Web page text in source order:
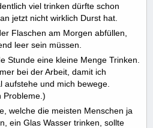
viel trinken dürfte schon
jetzt nicht wirklich Durst hat.
Flaschen am Morgen abfüllen,
leer sein müssen.
Stunde eine kleine Menge Trinken.
bei der Arbeit, damit ich
aufstehe und mich bewege.
Probleme.)
welche die meisten Menschen ja
ein Glas Wasser trinken, sollte